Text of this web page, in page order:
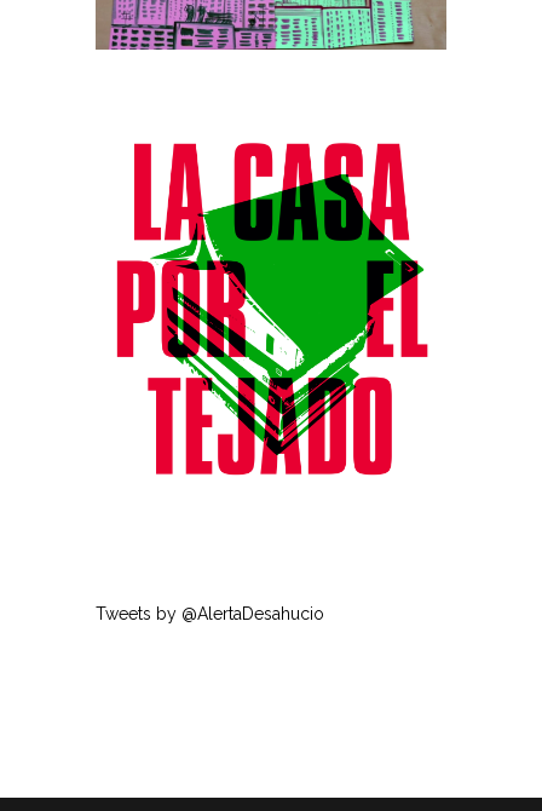
Tweets by @AlertaDesahucio